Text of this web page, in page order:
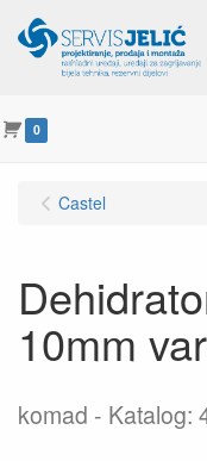
0
Castel
10mm
komad Katalog: